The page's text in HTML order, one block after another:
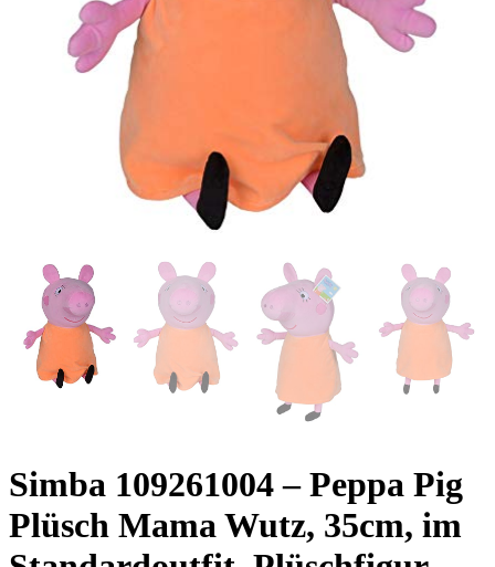
Simba 109261004 – Peppa Pig
Plüsch Mama Wutz, 35cm, im